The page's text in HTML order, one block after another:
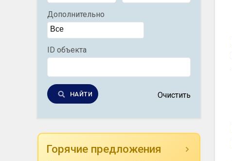
Дополнительно
ID объекта
НАЙТИ Очистить
Горячие предложения